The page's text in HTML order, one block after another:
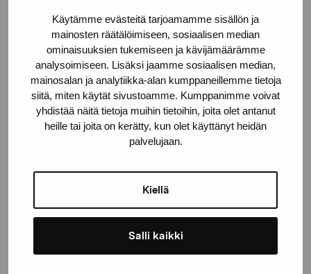
Käytämme evästeitä tarjoamamme sisällön ja
mainosten räätälöimiseen, sosiaalisen median
ominaisuuksien tukemiseen ja kävijämäärämme
analysoimiseen. Lisäksi jaamme sosiaalisen median,
mainosalan ja analytiikka-alan kumppaneillemme tietoja
siitä, miten käytät sivustoamme. Kumppanimme voivat
yhdistää näitä tietoja muihin tietoihin, joita olet antanut
heille tai joita on kerätty, kun olet käyttänyt heidän
palvelujaan.
Kiellä
Salli kaikki
Pro Artibus Foundation
Gustav Wasas gata 11
10600 Ekenäs
proartibus@proartibus.fi
+358 (0)50 371 6339